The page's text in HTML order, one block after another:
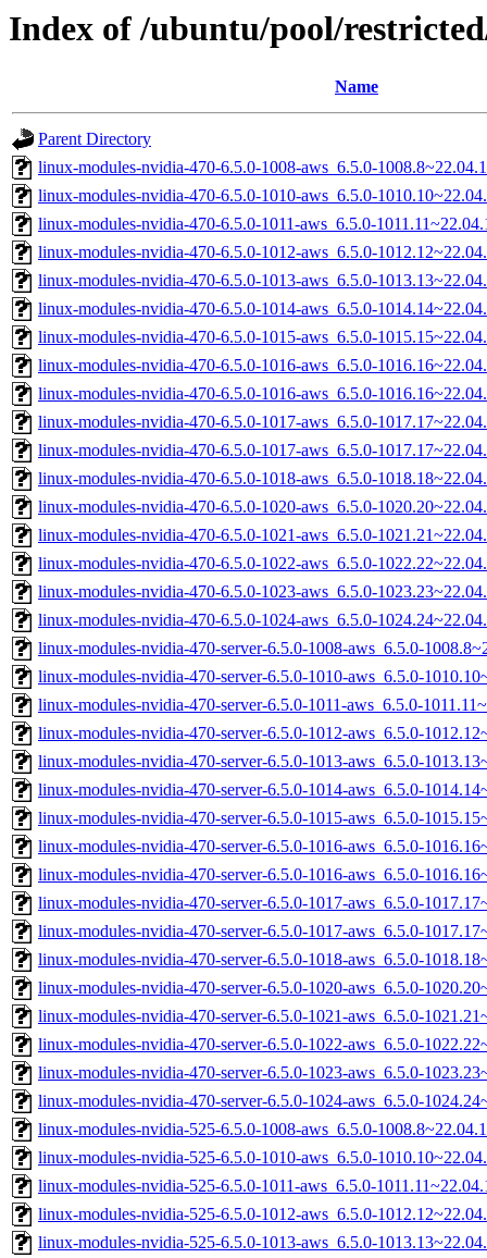
Index of /ubuntu/pool/
Name
Parent Directory
linux-modules-nvidia-470-6.5.0-1008-aws_6.5.0-
linux-modules-nvidia-470-6.5.0-1010-aws_6.5.0-
linux-modules-nvidia-470-6.5.0-1011-aws_6.5.0-
linux-modules-nvidia-470-6.5.0-1012-aws_6.5.0-
linux-modules-nvidia-470-6.5.0-1013-aws_6.5.0-
linux-modules-nvidia-470-6.5.0-1014-aws_6.5.0-
linux-modules-nvidia-470-6.5.0-1015-aws_6.5.0-
linux-modules-nvidia-470-6.5.0-1016-aws_6.5.0-
linux-modules-nvidia-470-6.5.0-1016-aws_6.5.0-
linux-modules-nvidia-470-6.5.0-1017-aws_6.5.0-
linux-modules-nvidia-470-6.5.0-1017-aws_6.5.0-
linux-modules-nvidia-470-6.5.0-1018-aws_6.5.0-
linux-modules-nvidia-470-6.5.0-1020-aws_6.5.0-
linux-modules-nvidia-470-6.5.0-1021-aws_6.5.0-
linux-modules-nvidia-470-6.5.0-1022-aws_6.5.0-
linux-modules-nvidia-470-6.5.0-1023-aws_6.5.0-
linux-modules-nvidia-470-6.5.0-1024-aws_6.5.0-
linux-modules-nvidia-470-server-6.5.0-1008-aws_6.5.0-
linux-modules-nvidia-470-server-6.5.0-1010-aws_6.5.0-
linux-modules-nvidia-470-server-6.5.0-1011-aws_6.5.0-
linux-modules-nvidia-470-server-6.5.0-1012-aws_6.5.0-
linux-modules-nvidia-470-server-6.5.0-1013-aws_6.5.0-
linux-modules-nvidia-470-server-6.5.0-1014-aws_6.5.0-
linux-modules-nvidia-470-server-6.5.0-1015-aws_6.5.0-
linux-modules-nvidia-470-server-6.5.0-1016-aws_6.5.0-
linux-modules-nvidia-470-server-6.5.0-1016-aws_6.5.0-
linux-modules-nvidia-470-server-6.5.0-1017-aws_6.5.0-
linux-modules-nvidia-470-server-6.5.0-1017-aws_6.5.0-
linux-modules-nvidia-470-server-6.5.0-1018-aws_6.5.0-
linux-modules-nvidia-470-server-6.5.0-1020-aws_6.5.0-
linux-modules-nvidia-470-server-6.5.0-1021-aws_6.5.0-
linux-modules-nvidia-470-server-6.5.0-1022-aws_6.5.0-
linux-modules-nvidia-470-server-6.5.0-1023-aws_6.5.0-
linux-modules-nvidia-470-server-6.5.0-1024-aws_6.5.0-
linux-modules-nvidia-525-6.5.0-1008-aws_6.5.0-
linux-modules-nvidia-525-6.5.0-1010-aws_6.5.0-
linux-modules-nvidia-525-6.5.0-1011-aws_6.5.0-
linux-modules-nvidia-525-6.5.0-1012-aws_6.5.0-
linux-modules-nvidia-525-6.5.0-1013-aws_6.5.0-